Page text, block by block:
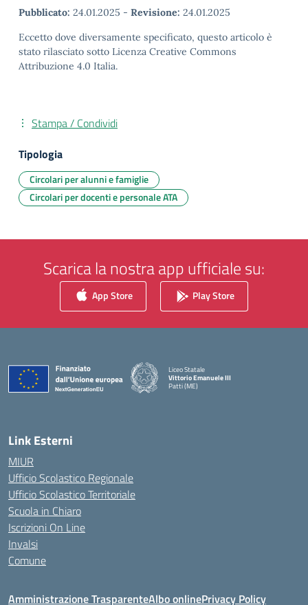
Pubblicato: 24.01.2025 - Revisione: 24.01.2025
Eccetto dove diversamente specificato, questo articolo è
stato rilasciato sotto Licenza Creative Commons
Attribuzione 4.0 Italia.
Stampa / Condividi
Tipologia
Circolari per alunni e famiglie
Circolari per docenti e personale ATA
Scarica la nostra app ufficiale su:
App Store Play Store
Liceo Statale
Vittorio Emanuele III
Patti (ME)
Link Esterni
MIUR
Ufficio Scolastico Regionale
Ufficio Scolastico Territoriale
Scuola in Chiaro
Iscrizioni On Line
Invalsi
Comune
Amministrazione TrasparenteAlbo onlinePrivacy Policy